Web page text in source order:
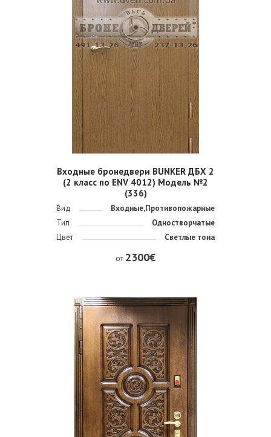
Входные бронедвери BUNKER ДБХ 2
(2 класс по ENV 4012) Модель №2
(336)
Вид
Входные,Противопожарные
Тип
Одностворчатые
Цвет
Светлые тона
от 2300€